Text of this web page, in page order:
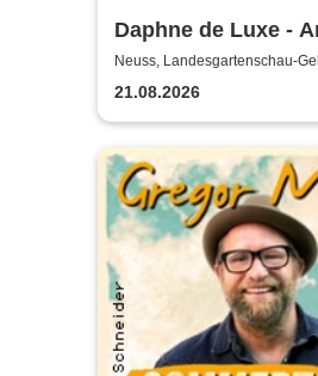
Daphne de Luxe -
Neuss, Landesgartenschau-
21.08.2026